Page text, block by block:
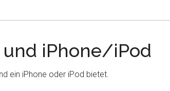
und iPhone/iPod
ein iPhone oder iPod bietet.